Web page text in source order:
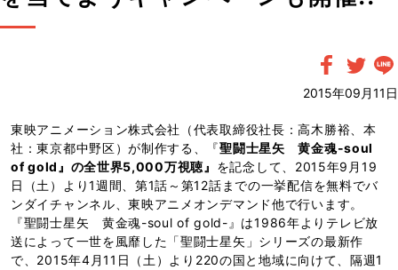
2015年09月11日
東映アニメーション株式会社（代表取締役社長：高木勝裕、本
社：東京都中野区）が制作する、『聖闘士星矢 黄金魂-soul
of gold』の全世界5,000万視聴』 を記念して、2015年9月19
日（土）より1週間、第1話～第12話までの一挙配信を無料でバ
ンダイチャンネル、東映アニメオンデマンド他で行います。
『聖闘士星矢 黄金魂-soul of gold-』は1986年よりテレビ放
送によって一世を風靡した「聖闘士星矢」シリーズの最新作
で、2015年4月11日（土）より220の国と地域に向けて、隔週1